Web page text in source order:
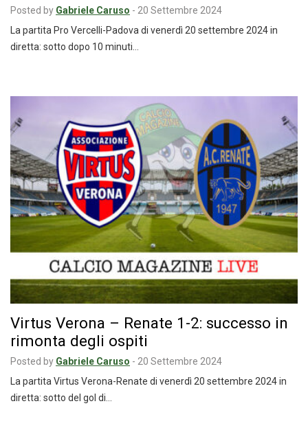
Posted by Gabriele Caruso - 20 Settembre 2024
La partita Pro Vercelli-Padova di venerdì 20 settembre 2024 in
diretta: sotto dopo 10 minuti…
Virtus Verona – Renate 1-2: successo in
rimonta degli ospiti
Posted by Gabriele Caruso - 20 Settembre 2024
La partita Virtus Verona-Renate di venerdì 20 settembre 2024 in
diretta: sotto del gol di…